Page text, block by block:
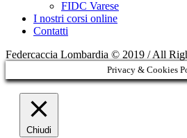
FIDC Varese
I nostri corsi online
Contatti
Federcaccia Lombardia © 2019 / All
Privacy & Cookies
Chiudi